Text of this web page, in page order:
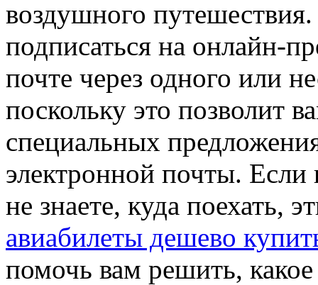
воздушного
подписаться на онлайн-
почте через одного или
поскольку это позволит
специальных
электронной почты. Если
не знаете, куда поехать,
авиабилеты дешево
помочь вам решить,